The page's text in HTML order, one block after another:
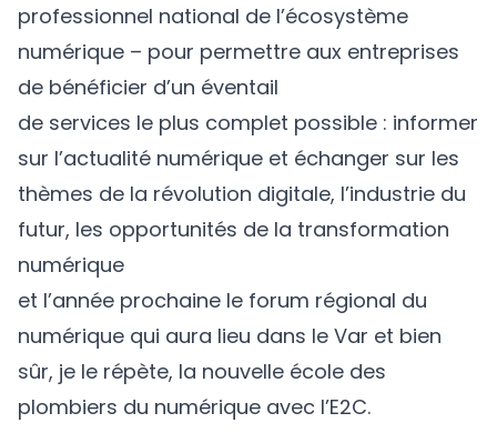
professionnel national de l’écosystème
numérique – pour permettre aux entreprises
de bénéficier d’un éventail
de services le plus complet possible : informer
sur l’actualité numérique et échanger sur les
thèmes de la révolution digitale, l’industrie du
futur, les opportunités de la transformation
numérique
et l’année prochaine le forum régional du
numérique qui aura lieu dans le Var et bien
sûr, je le répète, la nouvelle école des
plombiers du numérique avec l’E2C.